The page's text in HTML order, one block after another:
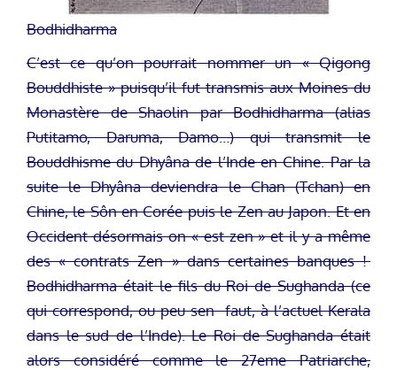
Bodhidharma
C’est ce qu’on pourrait nommer un « Qigong
Bouddhiste » puisqu’il fut transmis aux Moines du
Monastère de Shaolin par Bodhidharma (alias
Putitamo, Daruma, Damo…) qui transmit le
Bouddhisme du Dhyâna de l’Inde en Chine. Par la
suite le Dhyâna deviendra le Chan (Tchan) en
Chine, le Sôn en Corée puis le Zen au Japon. Et en
Occident désormais on « est zen » et il y a même
des « contrats Zen » dans certaines banques !
Bodhidharma était le fils du Roi de Sughanda (ce
qui correspond, ou peu sen faut, à l’actuel Kerala
dans le sud de l’Inde). Le Roi de Sughanda était
alors considéré comme le 27eme Patriarche,